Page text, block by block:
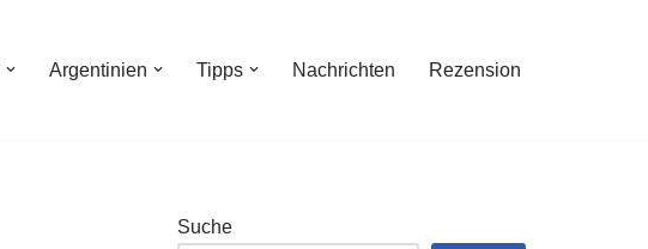
Argentinien Tipps Nachrichten Rezension
Suche